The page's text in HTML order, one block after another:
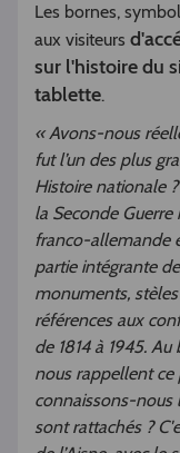
Les bornes,
aux visiteurs
sur l'histoire du
tablette.
« Avons-nous
fut l’un des plus
Histoire nationale
la Seconde
franco-allemande
partie intégrante
monuments,
références aux
de 1814 à 1945.
nous rappellent ce
connaissons-nous
sont rattachés ?